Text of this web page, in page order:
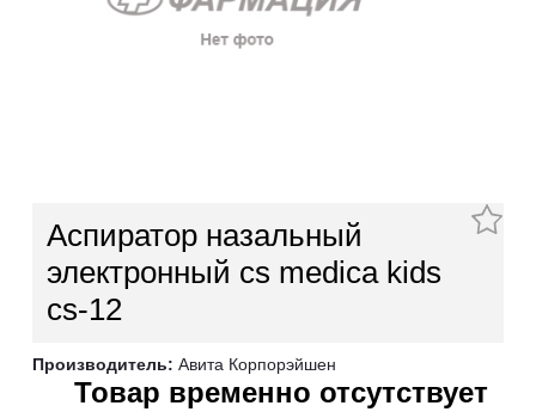
Аспиратор назальный
электронный cs medica kids
cs-12
Производитель: Авита Корпорэйшен
Товар временно отсутствует